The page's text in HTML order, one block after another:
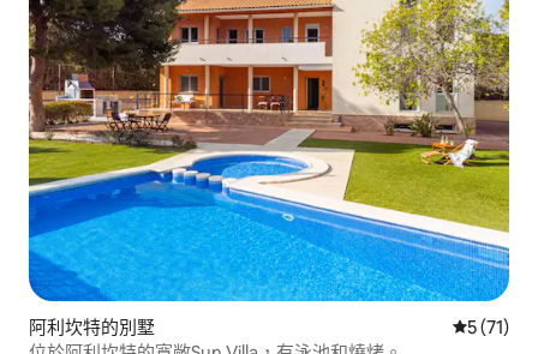
阿利坎特的別墅 從 71 則
5 (71)